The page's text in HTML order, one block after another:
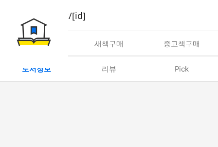
book/rent/[id]
대여 새책구매 중고책구매
도서정보 리뷰 Pick